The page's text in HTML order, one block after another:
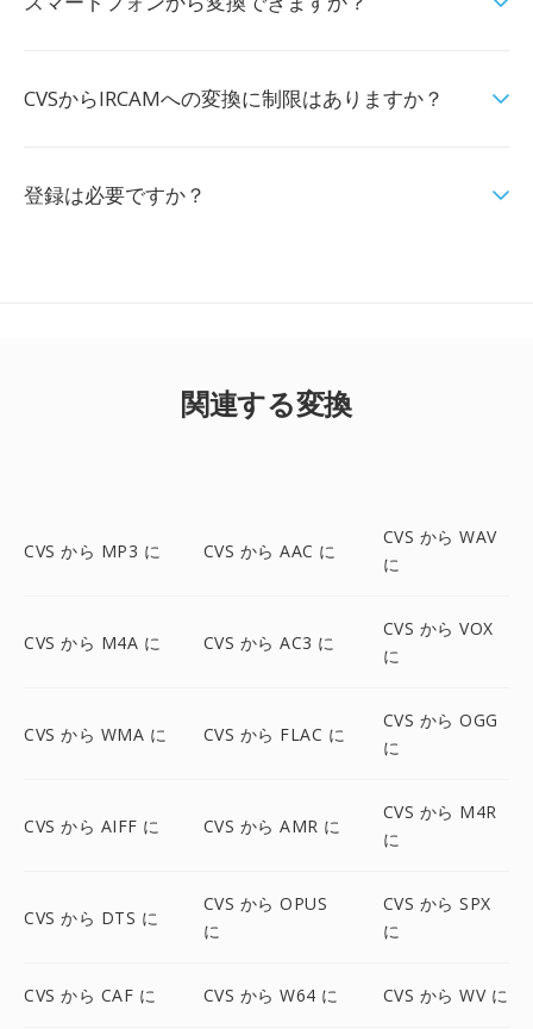
CVSからIRCAMへの変換に制限はありますか？
登録は必要ですか？
関連する変換
CVS から MP3 に CVS から AAC に
CVS から WAV
に
CVS から M4A に CVS から AC3 に
CVS から VOX
に
CVS から WMA に CVS から FLAC に
CVS から OGG
に
CVS から AIFF に CVS から AMR に
CVS から M4R
に
CVS から DTS に
CVS から OPUS
に
CVS から SPX
に
CVS から CAF に CVS から W64 に CVS から WV に